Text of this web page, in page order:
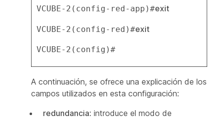
VCUBE-2(config-red-app)#exit
VCUBE-2(config-red)#exit
VCUBE-2(config)#
A continuación, se ofrece una explicación de los
campos utilizados en esta configuración:
redundancia: introduce el modo de